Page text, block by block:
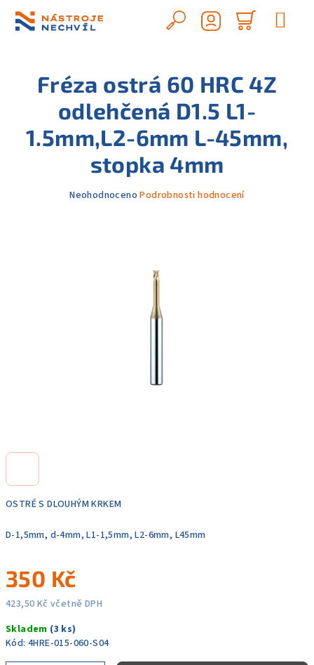
obsah
Hledat
košík
OSTRÉ S DLOUHÝM KRKEM
D-1,5mm, d-4mm, L1-1,5mm, L2-6mm, L45mm
350 Kč
423,50 Kč včetně DPH
cena:
Skladem (3 ks)
Kód: 4HRE-015-060-S04
Fréza ostrá 60 HRC 4Z
odlehčená D1.5 L1-
1.5mm,L2-6mm L-45mm,
stopka 4mm
Průměrné
Neohodnoceno Podrobnosti hodnocení